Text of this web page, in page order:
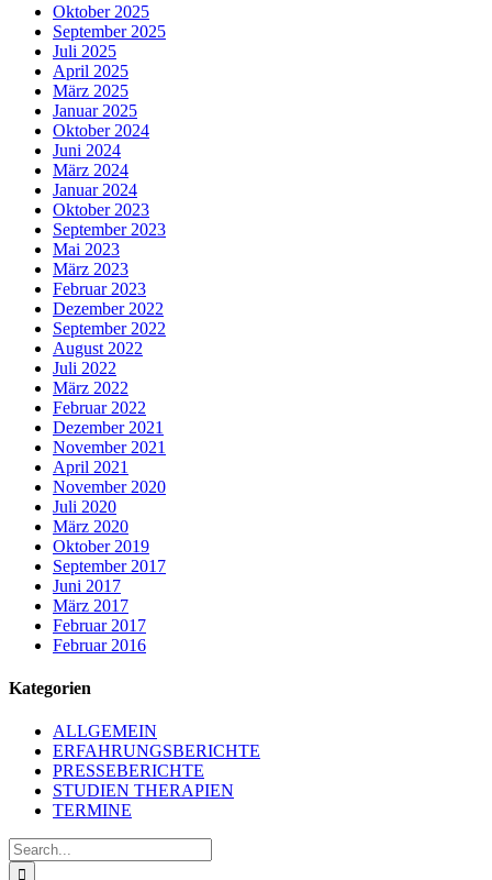
Oktober 2025
September 2025
Juli 2025
April 2025
März 2025
Januar 2025
Oktober 2024
Juni 2024
März 2024
Januar 2024
Oktober 2023
September 2023
Mai 2023
März 2023
Februar 2023
Dezember 2022
September 2022
August 2022
Juli 2022
März 2022
Februar 2022
Dezember 2021
November 2021
April 2021
November 2020
Juli 2020
März 2020
Oktober 2019
September 2017
Juni 2017
März 2017
Februar 2017
Februar 2016
Kategorien
ALLGEMEIN
ERFAHRUNGSBERICHTE
PRESSEBERICHTE
STUDIEN THERAPIEN
TERMINE
Search
for: